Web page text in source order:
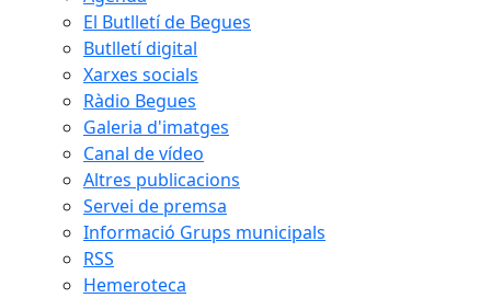
El Butlletí de Begues
Butlletí digital
Xarxes socials
Ràdio Begues
Galeria d'imatges
Canal de vídeo
Altres publicacions
Servei de premsa
Informació Grups municipals
RSS
Hemeroteca